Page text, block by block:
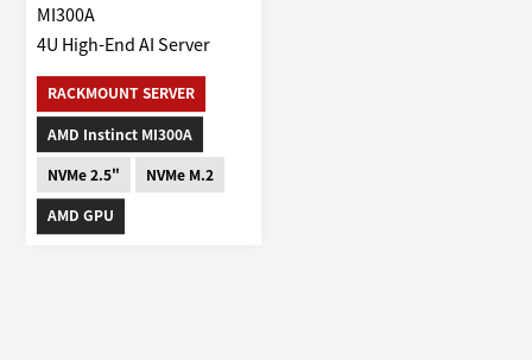
MI300A
4U High-End AI Server
RACKMOUNT SERVER
AMD Instinct MI300A
NVMe 2.5" NVMe M.2
AMD GPU